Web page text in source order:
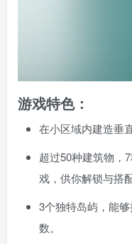
游戏特色：
在小区域内建造垂
超过50种建筑物，
戏，供你解锁与搭
3个独特岛屿，能
数。